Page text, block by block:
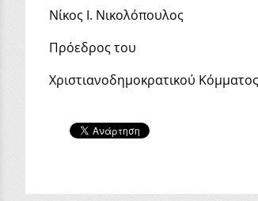
Νίκος Ι. Νικολόπουλος
Πρόεδρος του
Χριστιανοδημοκρατικού